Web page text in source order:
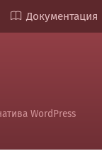
Документация
WordPress